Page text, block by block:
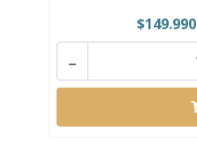
$149.990
-